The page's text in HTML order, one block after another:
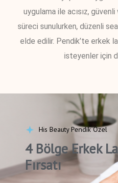
uygulama ile acısız,
süreci sunulurken, düzenli
elde edilir. Pendik’te erkek
isteyenler için
His Beauty Pendik Özel
4 Bölge Erkek
Fırsatı